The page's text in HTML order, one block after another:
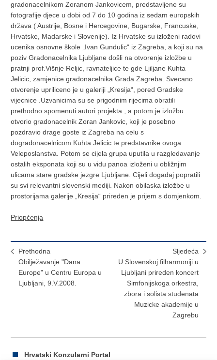
gradonacelnikom Zoranom Jankovicem, predstavljene su
fotografije djece u dobi od 7 do 10 godina iz sedam europskih
država ( Austrije, Bosne i Hercegovine, Bugarske, Francuske,
Hrvatske, Madarske i Slovenije). Iz Hrvatske su izloženi radovi
ucenika osnovne škole „Ivan Gundulic“ iz Zagreba, a koji su na
poziv Gradonacelnika Ljubljane došli na otvorenje izložbe u
pratnji prof.Višnje Reljic, ravnateljice te gde Ljiljane Kuhta
Jelicic, zamjenice gradonacelnika Grada Zagreba. Svecano
otvorenje upriliceno je u galeriji „Kresija“, pored Gradske
vijecnice .Uzvanicima su se prigodnim rijecima obratili
prethodno spomenuti autori projekta , a potom je izložbu
otvorio gradonacelnik Zoran Jankovic, koji je posebno
pozdravio drage goste iz Zagreba na celu s
dogradonacelnicom Kuhta Jelicic te predstavnike ovoga
Veleposlanstva. Potom se cijela grupa uputila u razgledavanje
ostalih eksponata koji su u vidu panoa izloženi u obližnjim
ulicama stare gradske jezgre Ljubljane. Cijeli dogadaj popratili
su svi relevantni slovenski mediji. Nakon obilaska izložbe u
prostorijama galerije „Kresija“ prireden je prijem s domjenkom.
Priopćenja
Prethodna
Obilježavanje "Dana
Europe" u Centru Europa u
Ljubljani, 9.V.2008.
Sljedeća
U Slovenskoj filharmoniji u
Ljubljani prireden koncert
Simfonijskoga orkestra,
zbora i solista studenata
Muzicke akademije u
Zagrebu
Hrvatski Konzularni Portal